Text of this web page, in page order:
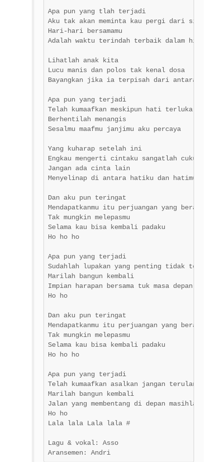
Apa pun yang tlah terjadi
Aku tak akan meminta kau pergi dari sisiku
Hari-hari bersamamu
Adalah waktu terindah terbaik dalam
Lihatlah anak kita
Lucu manis dan polos tak kenal dosa
Bayangkan jika ia terpisah dari antara
Apa pun yang terjadi
Telah kumaafkan meskipun hati terluka
Berhentilah menangis
Sesalmu maafmu janjimu aku percaya
Yang kuharap setelah ini
Engkau mengerti cintaku sangatlah cukup
Jangan ada cinta lain
Menyelinap di antara hatiku dan hatimu
Dan aku pun teringat
Mendapatkanmu itu perjuangan yang berat
Tak mungkin melepasmu
Selama kau bisa kembali padaku
Ho ho ho
Apa pun yang terjadi
Sudahlah lupakan yang penting tidak
Marilah bangun kembali
Impian harapan bersama tuk masa depan
Ho ho
Dan aku pun teringat
Mendapatkanmu itu perjuangan yang berat
Tak mungkin melepasmu
Selama kau bisa kembali padaku
Ho ho ho
Apa pun yang terjadi
Telah kumaafkan asalkan jangan terulang
Marilah bangun kembali
Jalan yang membentang di depan masihlah
Ho ho
Lala lala Lala lala #
Lagu & vokal: Asso
Aransemen: Andri